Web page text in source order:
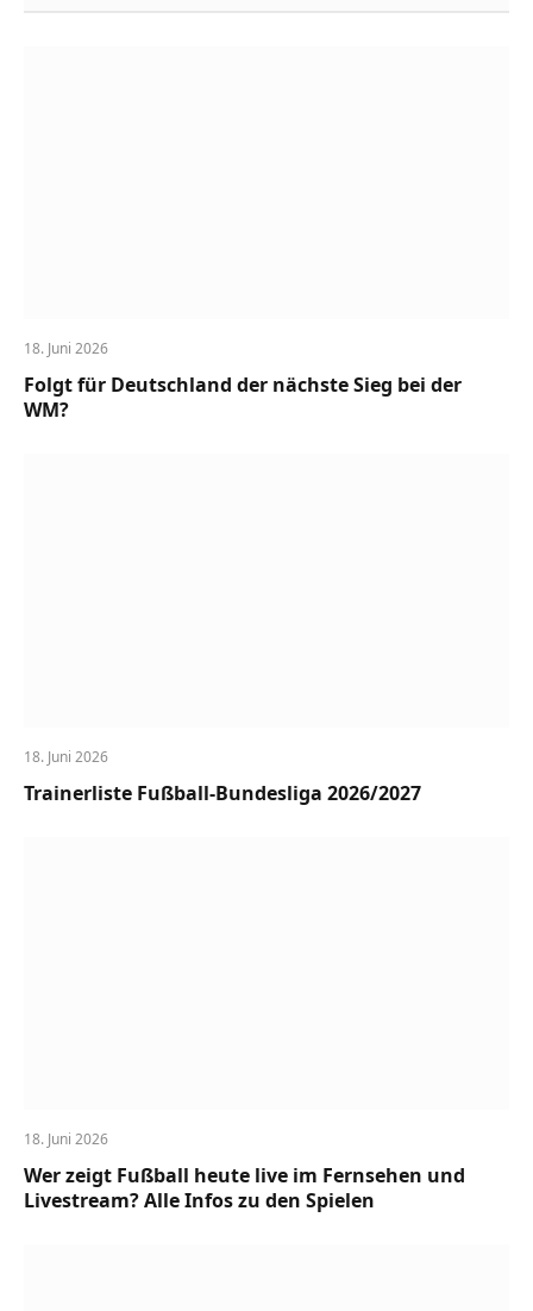
18. Juni 2026
Folgt für Deutschland der nächste Sieg bei der
WM?
18. Juni 2026
Trainerliste Fußball-Bundesliga 2026/2027
18. Juni 2026
Wer zeigt Fußball heute live im Fernsehen und
Livestream? Alle Infos zu den Spielen